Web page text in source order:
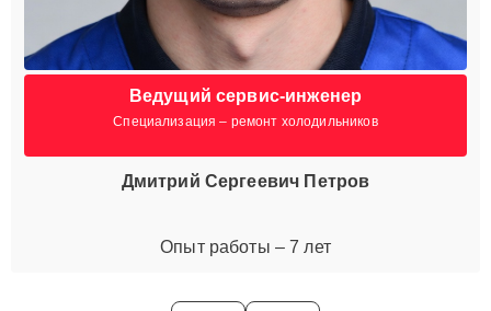
Ведущий сервис-инженер
Специализация – ремонт холодильников
Дмитрий Сергеевич Петров
Опыт работы – 7 лет